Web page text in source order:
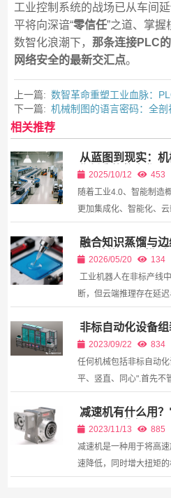
工业控制系统的战场已从车间
平将向深谙“零信任”之道、掌握
数智化浪潮下， 那条连接PLC
网络安全的最新交汇点。
上一篇: 数智革命重塑工业血脉：
下一篇: 机械制图的语言密码：全
相关推荐
从蓝图到现实：
业制造的数字化灵
2025/10/12
453
随着工业4.0、智能制造
更加集成化、智能化、
技术的引入正在改变传
动优化...
融合知识蒸馏与
障诊断轻量化模型
2026/05/20
134
工业机器人在非标产线
断，但云端推理存在延
计算资源有限。本文提
障诊断模型，将复杂的
缩到...
非标自动化设备
2023/09/22
834
任何机械包括非标自动
平、竖直、同心".首先不
了解它的特性,和客 户的
一些常见的调试技巧。
减速机有什么用
要应用哪些领域？
2023/11/13
885
减速机是一种用于将高
速降低，同时增大扭矩
工业传动系统中，如机